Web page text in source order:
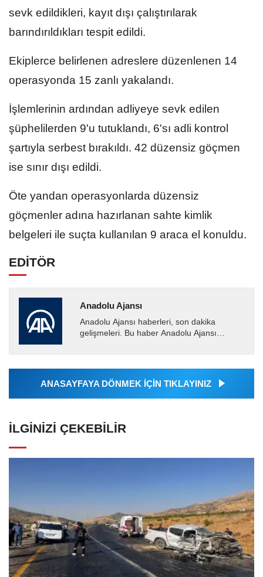
sevk edildikleri, kayıt dışı çalıştırılarak
barındırıldıkları tespit edildi.
Ekiplerce belirlenen adreslere düzenlenen 14
operasyonda 15 zanlı yakalandı.
İşlemlerinin ardından adliyeye sevk edilen
şüphelilerden 9'u tutuklandı, 6'sı adli kontrol
şartıyla serbest bırakıldı. 42 düzensiz göçmen
ise sınır dışı edildi.
Öte yandan operasyonlarda düzensiz
göçmenler adına hazırlanan sahte kimlik
belgeleri ile suçta kullanılan 9 araca el konuldu.
EDİTÖR
Anadolu Ajansı
Anadolu Ajansı haberleri, son dakika
gelişmeleri. Bu haber Anadolu Ajansı
tarafından geçilen tüm...
ANASAYFAYA DÖNMEK İÇİN TIKLAYINIZ
İLGINIZI ÇEKEBILIR